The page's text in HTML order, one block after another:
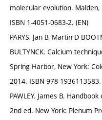
molecular evolution. Malden,
ISBN 1-4051-0683-2. (EN)
PARYS, Jan B, Martin D
BULTYNCK. Calcium
Spring Harbor, New York:
2014. ISBN 978-1936113583.
PAWLEY, James B.
2nd ed. New York: Plenum